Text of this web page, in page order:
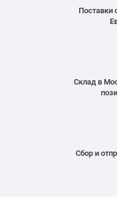
Поставки
Склад в
Сбор и